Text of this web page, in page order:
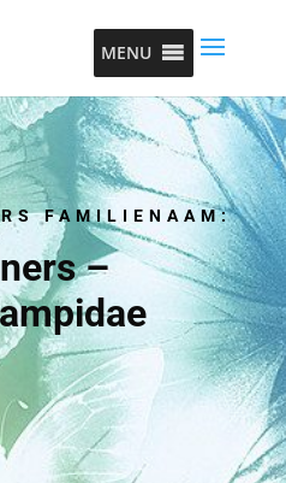
MENU
FAMILIENAAM:
–